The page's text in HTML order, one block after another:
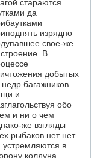
стараются
да
изрядно
свое-же
В
добытых
недр багажников
и
обо
и ни о чем
же взгляды
рыбаков нет нет
устремляются в
колдуна.